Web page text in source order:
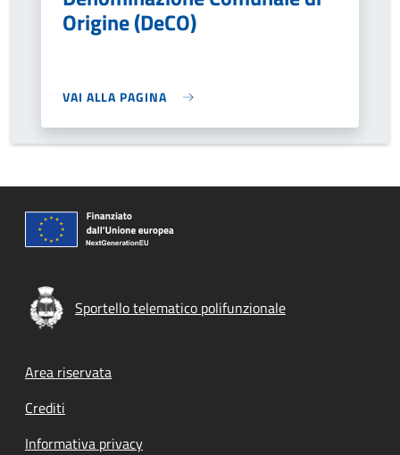
Origine (DeCO)
VAI ALLA PAGINA
Sportello telematico polifunzionale
Footer menu
Area riservata
Crediti
Informativa privacy